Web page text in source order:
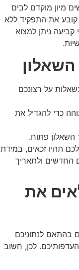
מיון מוקדם לבים
את התפקיד ללא
ניתן למצוא
השאלון
על רצונכם
כדי להגדיל את
השאלון פתוח.
תהיו זכאים, במידת
החדשים ולתאריך
את
בהתאם לנתוניכם
לכן, חשוב